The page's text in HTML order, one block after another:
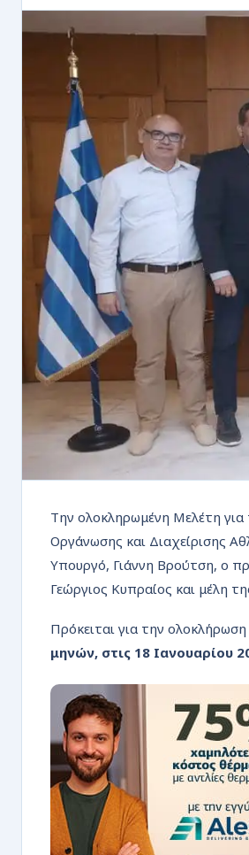
Την ολοκληρωμένη Μελέτη για
Οργάνωσης και Διαχείρισης
Υπουργό, Γιάννη Βρούτση, ο
Γεώργιος Κυπραίος και μέλη
Πρόκειται για την
μηνών, στις 18 Ιανουαρίου